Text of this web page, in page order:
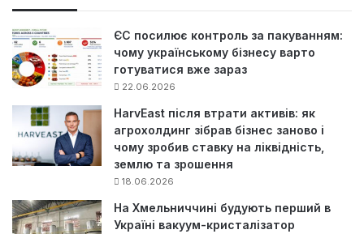
ЄС посилює контроль за пакуванням:
чому українському бізнесу варто
готуватися вже зараз
22.06.2026
HarvEast після втрати активів: як
агрохолдинг зібрав бізнес заново і
чому зробив ставку на ліквідність,
землю та зрошення
18.06.2026
На Хмельниччині будують перший в
Україні вакуум-кристалізатор